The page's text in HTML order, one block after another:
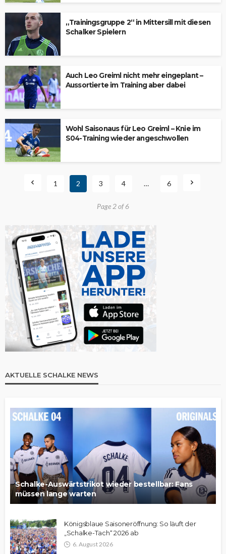
„Trainingsgruppe 2“ in Mittersill mit diesen
Schalker Spielern
Auch Leo Greiml nicht mehr eingeplant –
Aussortierte im Training aber dabei
Wohl Saisonaus für Leo Greiml – Knie im
S04-Training wieder angeschwollen
1 2 3 4 … 6
Page 2 of 6
AKTUELLE SCHALKE NEWS
Schalke-Auswärtstrikot wieder bestellbar: Fans
müssen lange warten
Königsblaue Saisoneröffnung: So läuft der
„Schalke-Tach“ 2026 ab
6. August 2026